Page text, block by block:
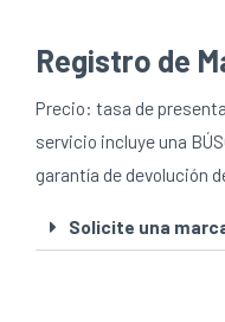
Registro de
Precio: tasa de
servicio incluye una
garantía de devolución
Solicite una